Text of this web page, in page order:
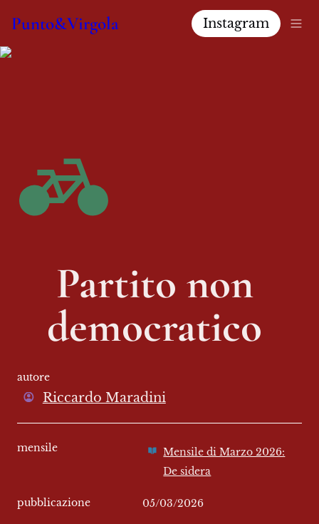
Punto&Virgola Instagram
Partito non
democratico
autore
Riccardo Maradini
mensile
Mensile di Marzo 2026:
De sidera
pubblicazione 05/03/2026